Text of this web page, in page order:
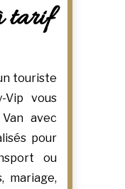
tarif
touriste
Vip vous
avec
pour
ou
mariage,